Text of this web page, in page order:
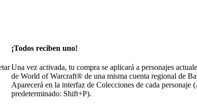
¡Todos reciben uno!
Una vez activada, tu compra se aplicará a personajes
de World of Warcraft® de una misma cuenta regional de
Aparecerá en la interfaz de Colecciones de cada personaje
predeterminado: Shift+P).